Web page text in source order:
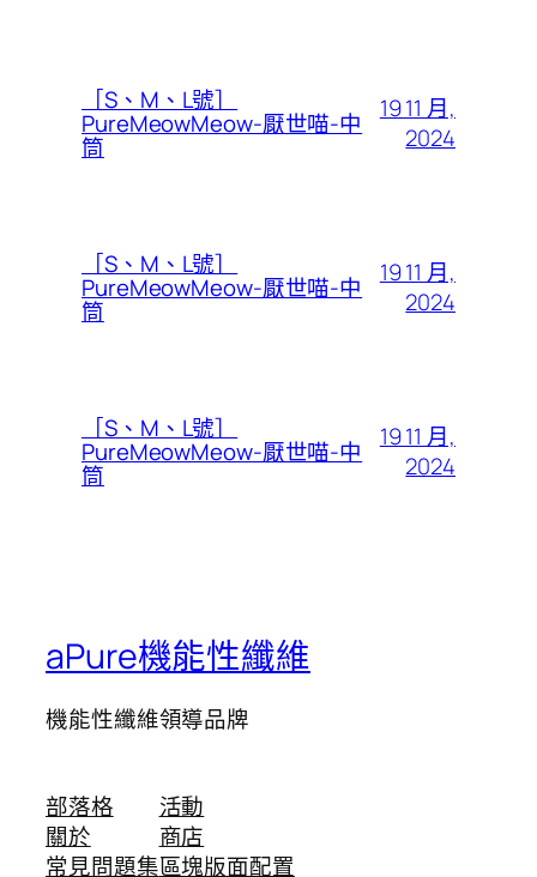
［S、M、L號］
PureMeowMeow-厭世喵-中
筒
19 11 月,
2024
［S、M、L號］
PureMeowMeow-厭世喵-中
筒
19 11 月,
2024
［S、M、L號］
PureMeowMeow-厭世喵-中
筒
19 11 月,
2024
aPure機能性纖維
機能性纖維領導品牌
部落格
關於
常見問題集
活動
商店
區塊版面配置